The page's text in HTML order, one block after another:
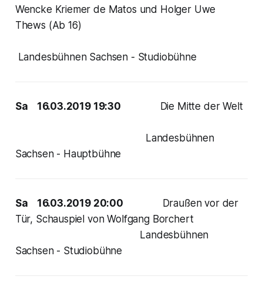
Wencke Kriemer de Matos und Holger Uwe
Thews (Ab 16)
Landesbühnen Sachsen - Studiobühne
Sa 16.03.2019 19:30 Die Mitte der Welt
Landesbühnen
Sachsen - Hauptbühne
Sa 16.03.2019 20:00
Draußen vor der
Tür, Schauspiel von Wolfgang Borchert
Landesbühnen
Sachsen - Studiobühne